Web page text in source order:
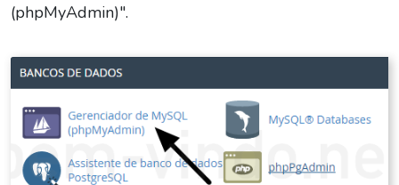
(phpMyAdmin)".